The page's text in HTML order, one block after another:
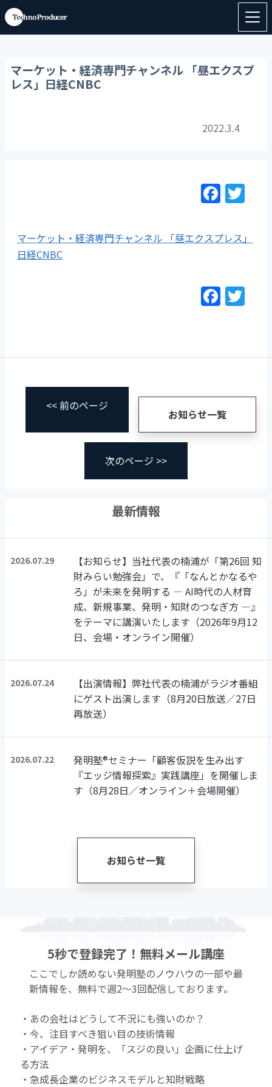
マーケット・経済専門チャンネル 「昼エクスプ
レス」日経CNBC
2022.3.4
F
a
c
e
o
o
er
マーケット・経済専門チャンネル 「昼エクスプレス」
日経CNBC
F
a
e
o
k
er
<< 前のページ
お知らせ一覧
次のページ >>
最新情報
2026.07.29
【お知らせ】当社代表の楠浦が「第26回 知
財みらい勉強会」で、『「なんとかなるや
ろ」が未来を発明する ― AI時代の人材育
成、新規事業、発明・知財のつなぎ方 ―』
をテーマに講演いたします（2026年9月12
日、会場・オンライン開催）
2026.07.24
【出演情報】弊社代表の楠浦がラジオ番組
にゲスト出演します（8月20日放送／27日
再放送）
2026.07.22
発明塾®セミナー「顧客仮説を生み出す
『エッジ情報探索』実践講座」を開催しま
す（8月28日／オンライン＋会場開催）
お知らせ一覧
5秒で登録完了！無料メール講座
ここでしか読めない発明塾のノウハウの一部や最
新情報を、無料で週2〜3回配信しております。
・あの会社はどうして不況にも強いのか？
・今、注目すべき狙い目の技術情報
・アイデア・発明を、「スジの良い」企画に仕上げ
る方法
・急成長企業のビジネスモデルと知財戦略